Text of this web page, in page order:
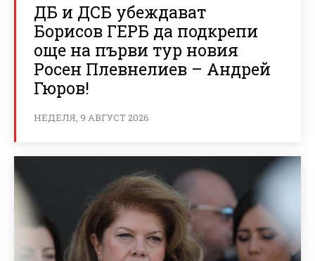
ДБ и ДСБ убеждават
Борисов ГЕРБ да подкрепи
още на първи тур новия
Росен Плевнелиев – Андрей
Гюров!
НЕДЕЛЯ, 9 АВГУСТ 2026